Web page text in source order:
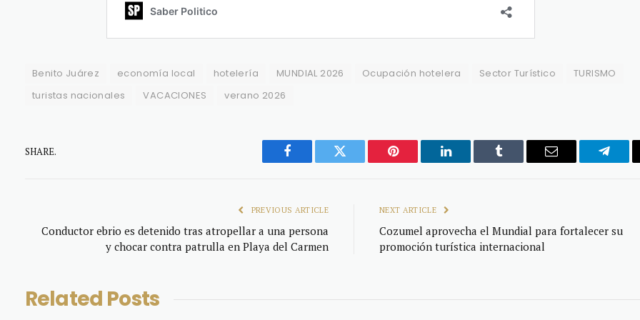
Benito Juárez economía local hotelería MUNDIAL 2026 Ocupación hotelera Sector Turístico
TURISMO
turistas nacionales
VACACIONES verano 2026
SHARE.
Facebook Twitter Pinterest LinkedIn Tumblr Email
PREVIOUS ARTICLE
Conductor ebrio es detenido tras atropellar a una persona
y chocar contra patrulla en Playa del Carmen
NEXT ARTICLE
Cozumel aprovecha el Mundial para fortalecer su
promoción turística internacional
Related Posts